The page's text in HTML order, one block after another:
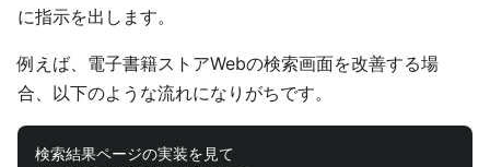
に指示を出します。
例えば、電子書籍ストアWebの検索画面を改善する場
合、以下のような流れになりがちです。
検索結果ページの実装を見て